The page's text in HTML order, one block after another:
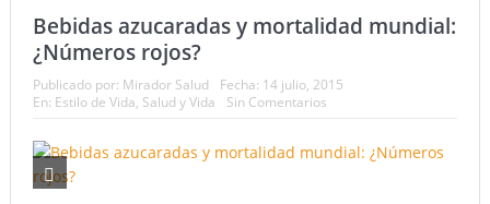
Bebidas azucaradas y mortalidad mundial:
¿Números rojos?
Publicado por: Mirador Salud Fecha: 14 julio, 2015
En: Estilo de Vida, Salud y Vida Sin Comentarios